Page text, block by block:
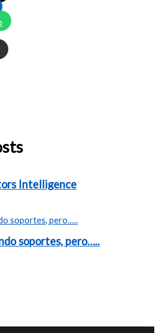
Intelligence
soportes, pero…..